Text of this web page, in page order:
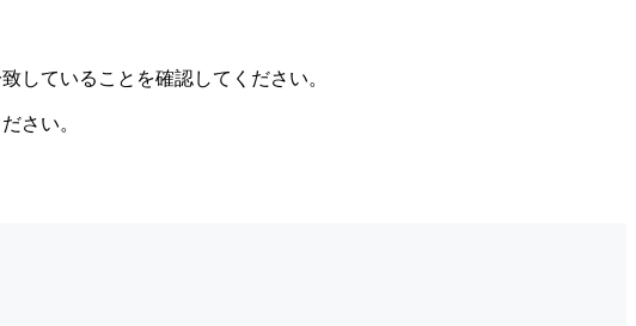
していることを確認してください。
さい。